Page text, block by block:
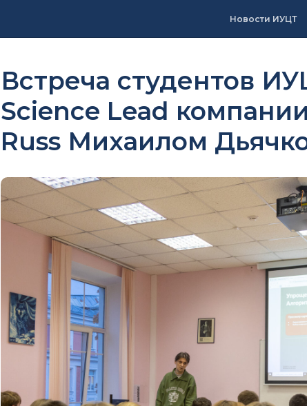
Новости ИУЦТ
Встреча студентов
Science Lead
Russ Михаилом